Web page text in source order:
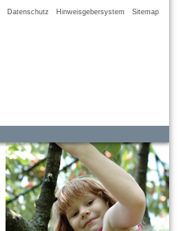
Datenschutz Hinweisgebersystem Sitemap